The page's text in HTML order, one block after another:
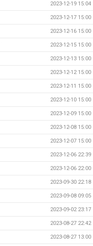
2023-12-19 15:04
2023-12-17 15:00
2023-12-16 15:00
2023-12-15 15:00
2023-12-13 15:00
2023-12-12 15:00
2023-12-11 15:00
2023-12-10 15:00
2023-12-09 15:00
2023-12-08 15:00
2023-12-07 15:00
2023-12-06 22:39
2023-12-06 22:00
2023-09-30 22:18
2023-09-08 09:05
2023-09-02 23:17
2023-08-27 22:42
2023-08-27 13:00